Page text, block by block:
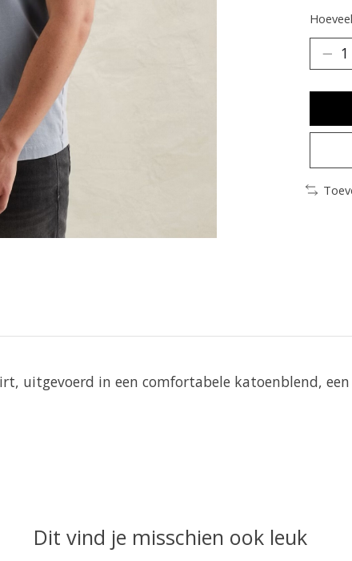
uitgevoerd in een comfortabele katoenblend,
Dit vind je misschien ook leuk